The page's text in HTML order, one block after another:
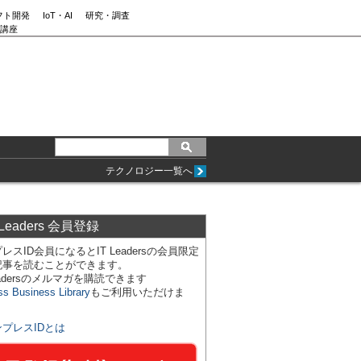
ト開発 IoT・AI
研究・調査
座
テクノロジー一覧へ
会員登録
スID会員になるとIT Leadersの会員限定
を読むことができます。
のメルマガを購読できます
Business Libraryもご利用いただけま
プレスIDとは